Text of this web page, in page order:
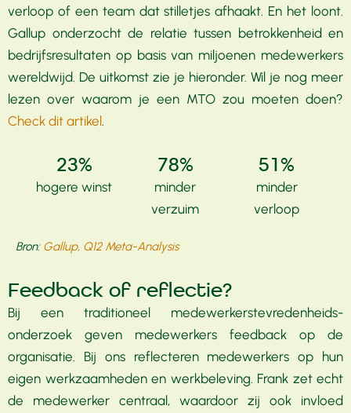
verloop of een team dat stilletjes afhaakt. En het loont.
Gallup onderzocht de relatie tussen betrokkenheid en
bedrijfsresultaten op basis van miljoenen medewerkers
wereldwijd. De uitkomst zie je hieronder. Wil je nog meer
lezen over waarom je een MTO zou moeten doen?
Check dit artikel
23%
hogere winst
78%
minder
verzuim
51%
minder
verloop
Bron: Gallup, Q12 Meta-Analysis
Feedback of reflectie?
Bij een traditioneel medewerkers­tevredenheids­
onderzoek geven medewerkers feedback op de
organisatie. Bij ons reflecteren medewerkers op hun
eigen werkzaamheden en werkbeleving. Frank zet echt
de medewerker centraal, waardoor zij ook invloed